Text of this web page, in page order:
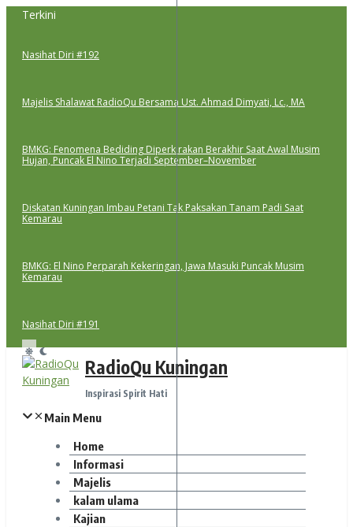
Lewati
Terkini
Nasihat Diri #192
Majelis Shalawat RadioQu Bersama Ust. Ahmad Dimyati, Lc., MA
BMKG: Fenomena Bediding Diperkirakan Berakhir Saat Awal Musim
Hujan, Puncak El Nino Terjadi September–November
Diskatan Kuningan Imbau Petani Tak Paksakan Tanam Padi Saat
Kemarau
BMKG: El Nino Perparah Kekeringan, Jawa Masuki Puncak Musim
Kemarau
Nasihat Diri #191
RadioQu Kuningan
Inspirasi Spirit Hati
Main Menu
Home
Informasi
Majelis
kalam ulama
Kajian